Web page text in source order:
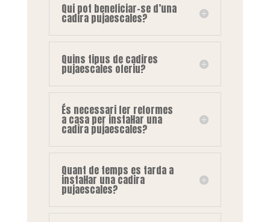
Qui pot beneficiar-se d’una
cadira pujaescales?
Quins tipus de cadires
pujaescales oferiu?
És necessari fer reformes
a casa per instal·lar una
cadira pujaescales?
Quant de temps es tarda a
instal·lar una cadira
pujaescales?